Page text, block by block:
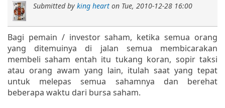
Submitted byking heart on Tue, 2010-12-28 16:00
Bagi pemain / investor saham, ketika semua orang
yang ditemuinya di jalan semua membicarakan
membeli saham entah itu tukang koran, sopir taksi
atau orang awam yang lain, itulah saat yang tepat
untuk melepas semua sahamnya dan berehat
beberapa waktu dari bursa saham.